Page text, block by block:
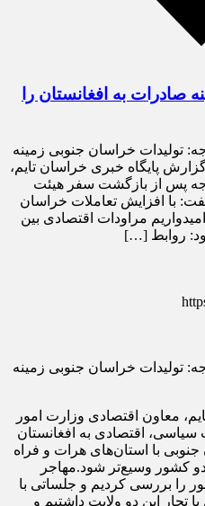
صادرات به افغانستان را
تولیدات خراسان جنوبی زمینه
پایگاه خبری خراسان تایم،
پس از بازگشت سفر هیئت
با افزایش تعاملات خراسان
مراودات اقتصادی بین
روابط […]
تولیدات خراسان جنوبی زمینه
معاون اقتصادی وزارت امور
اقتصادی به افغانستان
با استان‌های هرات و فراه
دو کشور وسیع‌تر شود.مهاجر
را بررسی کردیم و جلساتی با
تجار این دو ولایت داشتیم و